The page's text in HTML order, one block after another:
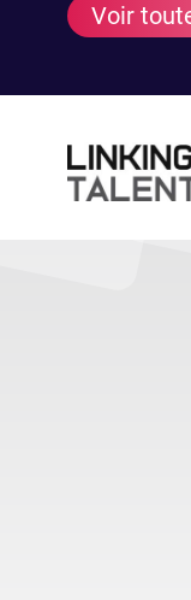
Voir